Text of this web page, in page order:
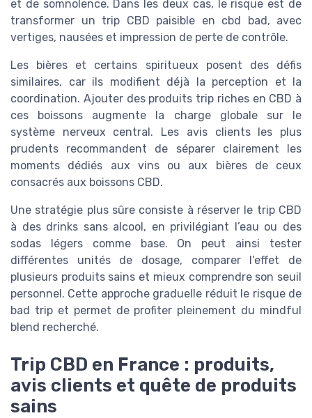
et de somnolence. Dans les deux cas, le risque est de
transformer un trip CBD paisible en cbd bad, avec
vertiges, nausées et impression de perte de contrôle.
Les bières et certains spiritueux posent des défis
similaires, car ils modifient déjà la perception et la
coordination. Ajouter des produits trip riches en CBD à
ces boissons augmente la charge globale sur le
système nerveux central. Les avis clients les plus
prudents recommandent de séparer clairement les
moments dédiés aux vins ou aux bières de ceux
consacrés aux boissons CBD.
Une stratégie plus sûre consiste à réserver le trip CBD
à des drinks sans alcool, en privilégiant l’eau ou des
sodas légers comme base. On peut ainsi tester
différentes unités de dosage, comparer l’effet de
plusieurs produits sains et mieux comprendre son seuil
personnel. Cette approche graduelle réduit le risque de
bad trip et permet de profiter pleinement du mindful
blend recherché.
Trip CBD en France : produits,
avis clients et quête de produits
sains